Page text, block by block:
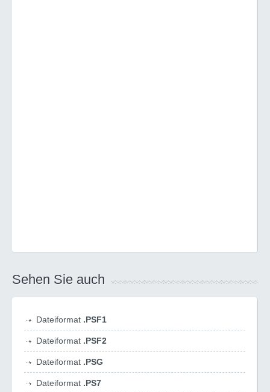
Sehen Sie auch
Dateiformat .PSF1
Dateiformat .PSF2
Dateiformat .PSG
Dateiformat .PS7